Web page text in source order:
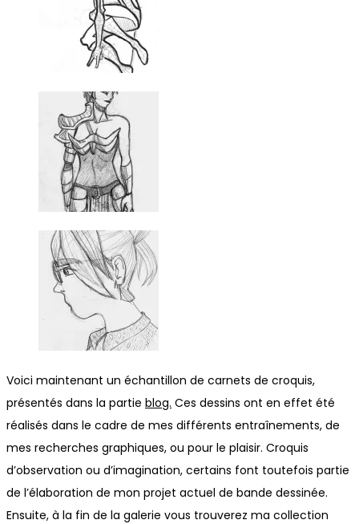
Voici maintenant un échantillon de carnets de croquis,
présentés dans la partie blog. Ces dessins ont en effet été
réalisés dans le cadre de mes différents entraînements, de
mes recherches graphiques, ou pour le plaisir. Croquis
d’observation ou d’imagination, certains font toutefois partie
de l’élaboration de mon projet actuel de bande dessinée.
Ensuite, à la fin de la galerie vous trouverez ma collection